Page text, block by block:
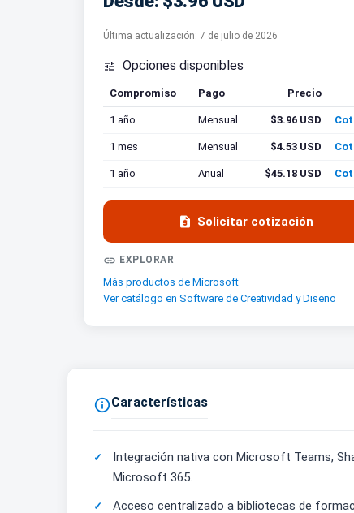
Última actualización: 7 de julio de 2026
 Opciones disponibles
Compromiso Pago Precio
1 año
Mensual $3.96 USD
1 mes Mensual $4.53 USD
1 año Anual $45.18 USD
 Solicitar cotización
 EXPLORAR
Más productos de Microsoft
Ver catálogo en Software de Creatividad y Diseno
Características
Integración nativa con Microsoft Teams,
Microsoft 365.
Acceso centralizado a bibliotecas de